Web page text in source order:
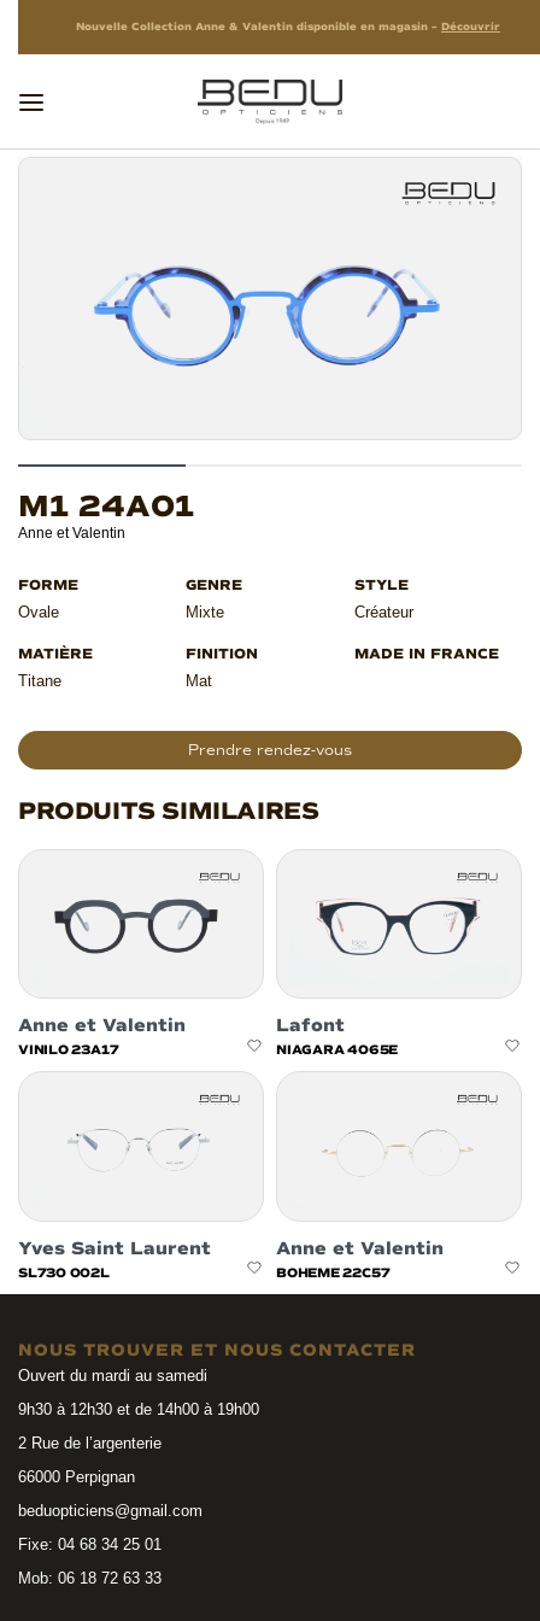
Nouvelle Collection Anne & Valentin disponible en magasin – Découvrir
M1 24A01
Anne et Valentin
Ovale Mixte Créateur
Titane Mat
Prendre rendez-vous
PRODUITS SIMILAIRES
Anne et Valentin
VINILO 23A17
Lafont
NIAGARA 4065E
Yves Saint Laurent
SL730 002L
Anne et Valentin
BOHEME 22C57
NOUS TROUVER ET NOUS CONTACTER
Ouvert du mardi au samedi
9h30 à 12h30 et de 14h00 à 19h00
2 Rue de l’argenterie
66000 Perpignan
beduopticiens@gmail.com
Fixe: 04 68 34 25 01
Mob: 06 18 72 63 33